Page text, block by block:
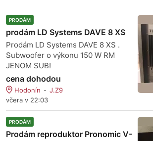
PRODÁM
prodám LD Systems DAVE 8 XS
Prodám LD Systems DAVE 8 XS .
Subwoofer o výkonu 150 W RM
JENOM SUB!
cena dohodou
Hodonín
J.Z9
včera v 22:03
PRODÁM
Prodám reproduktor Pronomic V-